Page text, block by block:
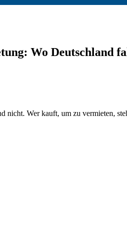
Wo Deutschland
nicht. Wer kauft, um zu vermieten,